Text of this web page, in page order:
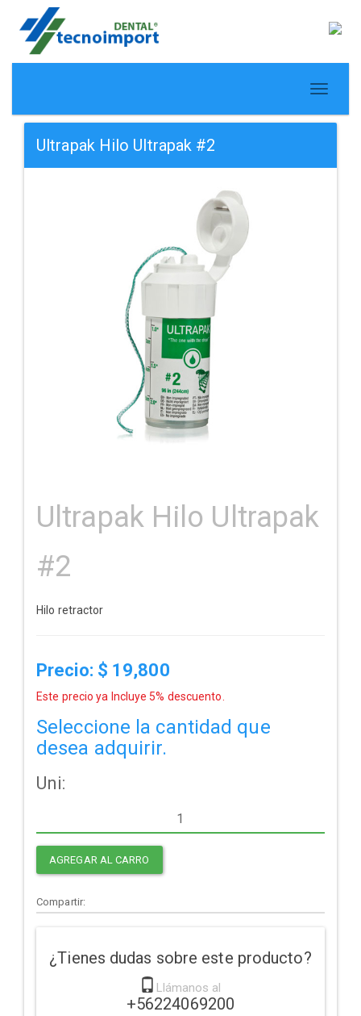
Ultrapak Hilo Ultrapak #2
Ultrapak Hilo Ultrapak
#2
Hilo retractor
Precio: $ 19,800
Este precio ya Incluye 5% descuento.
Seleccione la cantidad que
desea adquirir.
Uni:
AGREGAR AL CARRO
Compartir:
¿Tienes dudas sobre este producto?
Llámanos al
+56224069200